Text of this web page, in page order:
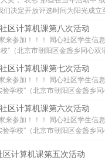
们决定开放评选时间为阳光成
区计算机课第八次活动
来参加！！！ 同心社区学生信
”（北京市朝阳区金盏乡同心双
区计算机课第七次活动
来参加！！！ 同心社区学生
学校”（北京市朝阳区金盏乡
区计算机课第六次活动
来参加！！！ 同心社区学生
学校”（北京市朝阳区金盏乡
计算机课第五次活动